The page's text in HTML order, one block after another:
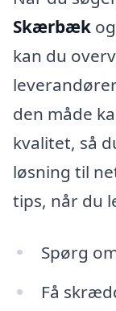
Skærbæk
kan du
den måde
kvalitet, så
løsning til
tips, når du
Spørg
Få